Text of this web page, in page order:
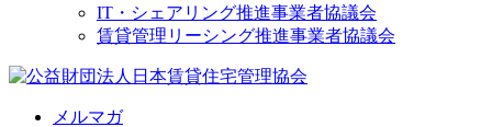
IT・シェアリング推進事業者協議会
賃貸管理リーシング推進事業者協議会
メルマガ